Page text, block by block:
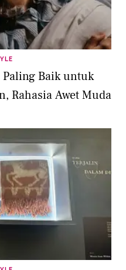
Baik untuk
Rahasia Awet Muda